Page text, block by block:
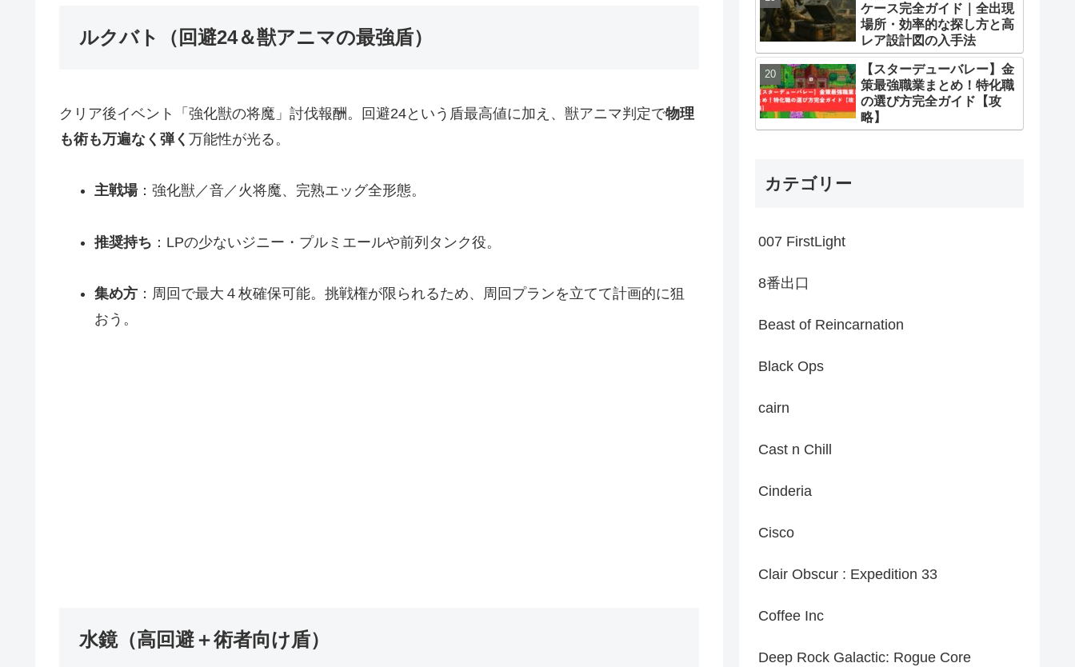
ルクバト（回避24＆獣アニマの最強盾）
クリア後イベント「強化獣の将魔」討伐報酬。回避24という盾最高値に加え、獣アニマ判定で物理
も術も万遍なく弾く 万能性が光る。
主戦場：強化獣／音／火将魔、完熟エッグ全形態。
推奨持ち ：LPの少ないジニー・プルミエールや前列タンク役。
集め方：周回で最大４枚確保可能。挑戦権が限られるため、周回プランを立てて計画的に狙
おう。
水鏡（高回避＋術者向け盾）
ケース完全ガイド｜全出現
場所・効率的な探し方と高
レア設計図の入手法
【スターデューバレー】金
策最強職業まとめ！特化職
の選び方完全ガイド【攻
略】
カテゴリー
007 FirstLight
8番出口
Beast of Reincarnation
Black Ops
cairn
Cast n Chill
Cinderia
Cisco
Clair Obscur : Expedition 33
Coffee Inc
Deep Rock Galactic: Rogue Core